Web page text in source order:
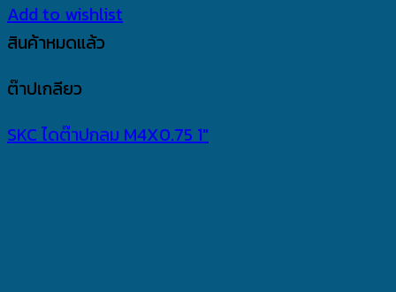
Add to wishlist
สินค้าหมดแล้ว
ต๊าปเกลียว
SKC ไดต๊าปกลม M4X0.75 1″